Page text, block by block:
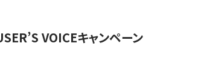
VOICEキャンペーン